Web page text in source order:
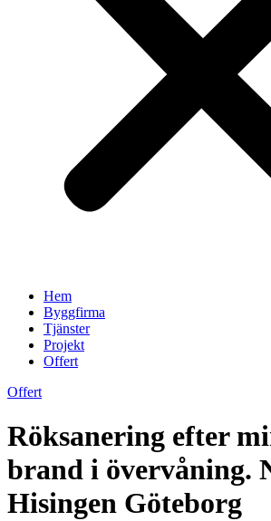
Hem
Byggfirma
Tjänster
Projekt
Offert
Offert
Röksanering efter
brand i övervåning.
Hisingen Göteborg